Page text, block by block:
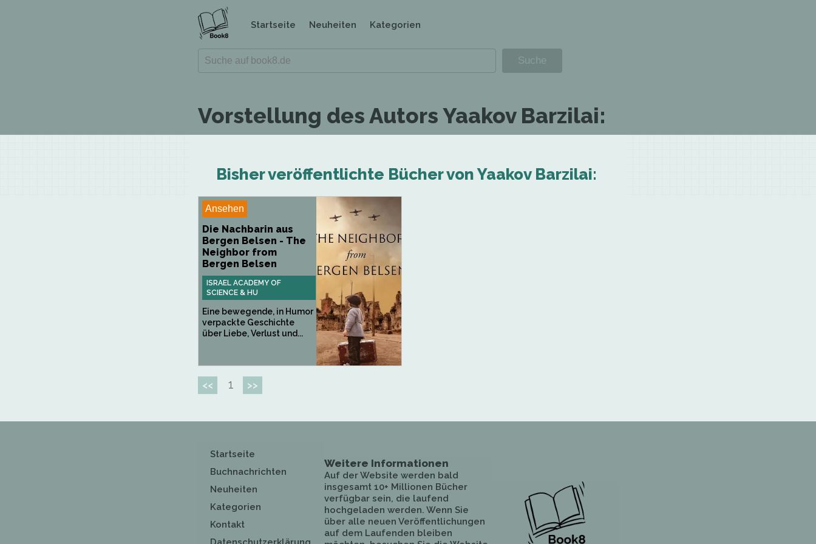
Startseite Neuheiten Kategorien
Vorstellung des Autors Yaakov Barzilai:
Bisher veröffentlichte Bücher von Yaakov Barzilai:
Ansehen
Die Nachbarin aus
Bergen Belsen - The
Neighbor from
Bergen Belsen
ISRAEL ACADEMY OF
SCIENCE & HU
Eine bewegende, in Humor
verpackte Geschichte
über Liebe, Verlust und...
<< 1 >>
Startseite
Buchnachrichten
Neuheiten
Kategorien
Kontakt
Weitere Informationen
Auf der Website werden bald
insgesamt 10+ Millionen Bücher
verfügbar sein, die laufend
hochgeladen werden. Wenn Sie
über alle neuen Veröffentlichungen
auf dem Laufenden bleiben